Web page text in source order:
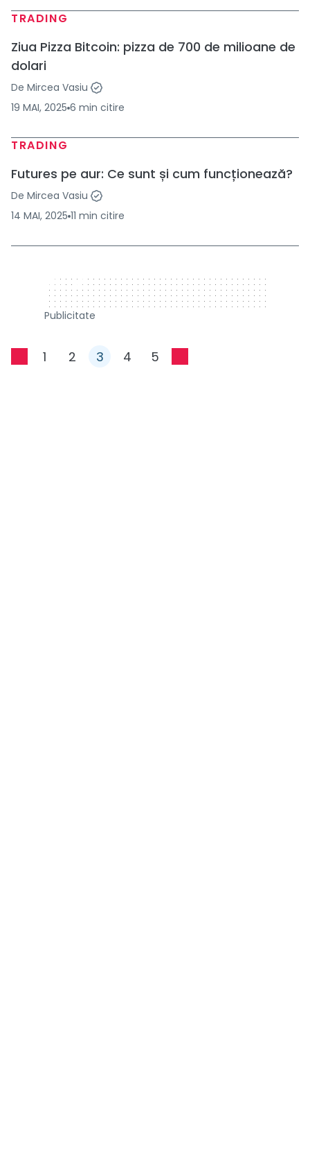
TRADING
Ziua Pizza Bitcoin: pizza de 700 de milioane de
dolari
De Mircea Vasiu
19 MAI, 2025 6 min citire
TRADING
Futures pe aur: Ce sunt și cum funcționează?
De Mircea Vasiu
14 MAI, 2025 11 min citire
320 x 50
Publicitate
1 2 3 4 5